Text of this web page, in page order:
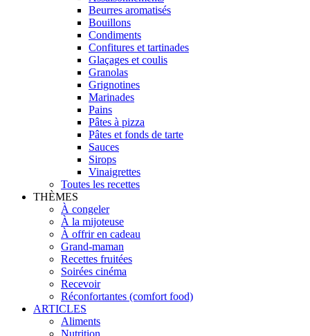
Beurres aromatisés
Bouillons
Condiments
Confitures et tartinades
Glaçages et coulis
Granolas
Grignotines
Marinades
Pains
Pâtes à pizza
Pâtes et fonds de tarte
Sauces
Sirops
Vinaigrettes
Toutes les recettes
THÈMES
À congeler
À la mijoteuse
À offrir en cadeau
Grand-maman
Recettes fruitées
Soirées cinéma
Recevoir
Réconfortantes (comfort food)
ARTICLES
Aliments
Nutrition